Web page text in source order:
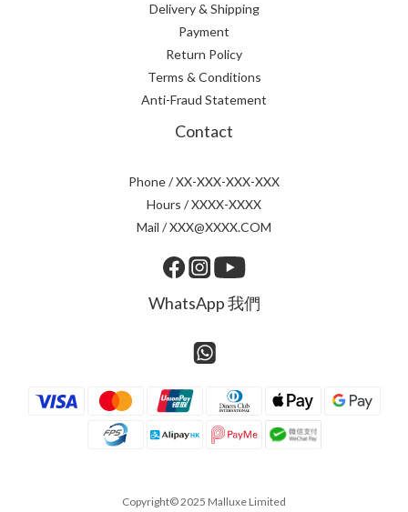
Delivery & Shipping
Payment
Return Policy
Terms & Conditions
Anti-Fraud Statement
Contact
Phone / XX-XXX-XXX-XXX
Hours / XXXX-XXXX
Mail / XXX@XXXX.COM
WhatsApp 我們
Copyright© 2025 Malluxe Limited